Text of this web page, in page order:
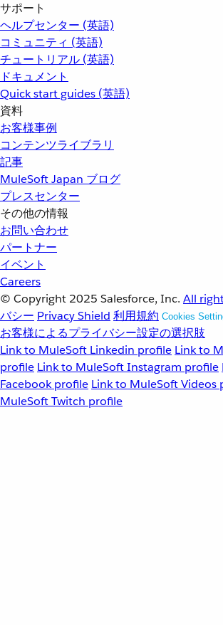
サポート
ヘルプセンター (英語)
コミュニティ (英語)
チュートリアル (英語)
ドキュメント
Quick start guides (英語)
資料
お客様事例
コンテンツライブラリ
記事
MuleSoft Japan ブログ
プレスセンター
その他の情報
お問い合わせ
パートナー
イベント
Careers
© Copyright 2025 Salesforce, Inc. All
バシー Privacy Shield 利用規約 Cookies
お客様によるプライバシー設定の選択肢
Link to MuleSoft Linkedin profile Link to
profile Link to MuleSoft Instagram profile
Facebook profile Link to MuleSoft Videos
MuleSoft Twitch profile